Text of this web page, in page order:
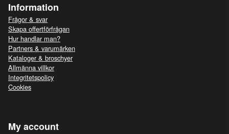
Information
Frågor & svar
Skapa offertförfrågan
Hur handlar man?
Partners & varumärken
Kataloger & broschyer
Allmänna villkor
Integritetspolicy
Cookies
My account